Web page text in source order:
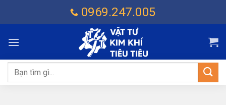
dung
0969.247.005
Tìm
kiếm: